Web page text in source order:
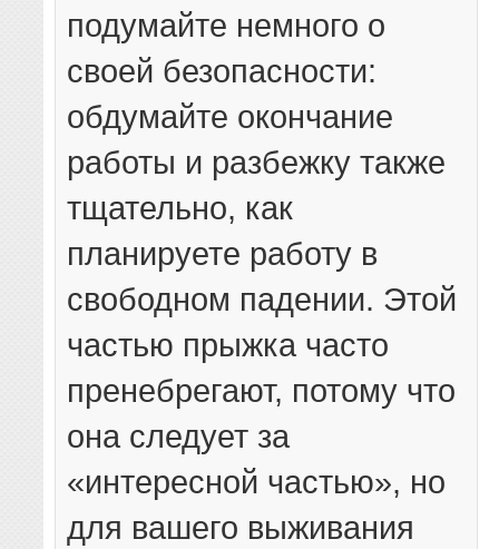
подумайте немного о
своей безопасности:
обдумайте окончание
работы и разбежку также
тщательно, как
планируете работу в
свободном падении. Этой
частью прыжка часто
пренебрегают, потому что
она следует за
«интересной частью», но
для вашего выживания